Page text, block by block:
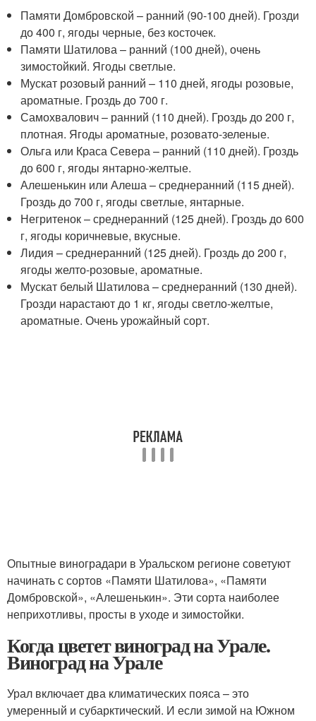
Памяти Домбровской – ранний (90-100 дней). Грозди
до 400 г, ягоды черные, без косточек.
Памяти Шатилова – ранний (100 дней), очень
зимостойкий. Ягоды светлые.
Мускат розовый ранний – 110 дней, ягоды розовые,
ароматные. Гроздь до 700 г.
Самохвалович – ранний (110 дней). Гроздь до 200 г,
плотная. Ягоды ароматные, розовато-зеленые.
Ольга или Краса Севера – ранний (110 дней). Гроздь
до 600 г, ягоды янтарно-желтые.
Алешенькин или Алеша – среднеранний (115 дней).
Гроздь до 700 г, ягоды светлые, янтарные.
Негритенок – среднеранний (125 дней). Гроздь до 600
г, ягоды коричневые, вкусные.
Лидия – среднеранний (125 дней). Гроздь до 200 г,
ягоды желто-розовые, ароматные.
Мускат белый Шатилова – среднеранний (130 дней).
Грозди нарастают до 1 кг, ягоды светло-желтые,
ароматные. Очень урожайный сорт.
Опытные виноградари в Уральском регионе советуют
начинать с сортов «Памяти Шатилова», «Памяти
Домбровской», «Алешенькин». Эти сорта наиболее
неприхотливы, просты в уходе и зимостойки.
Когда цветет виноград на Урале.
Виноград на Урале
Урал включает два климатических пояса – это
умеренный и субарктический. И если зимой на Южном